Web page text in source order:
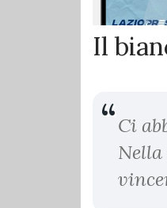
Il
Ci